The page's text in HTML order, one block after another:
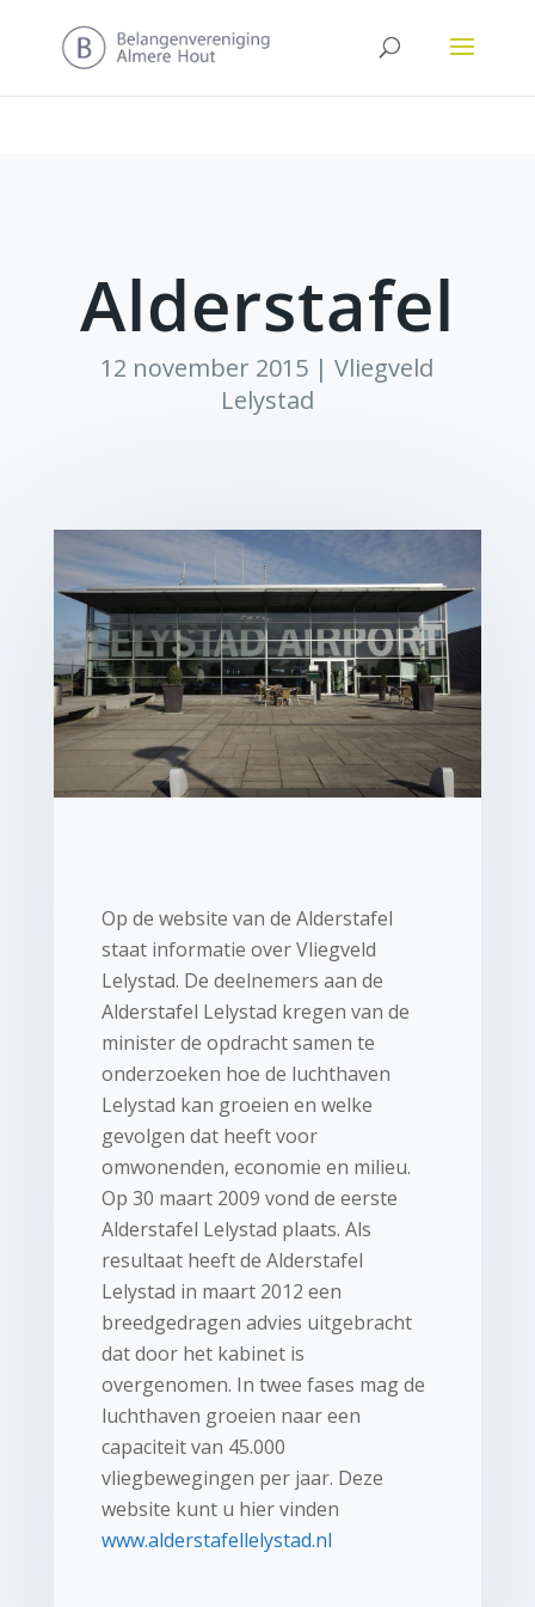
Alderstafel
12 november 2015 |Vliegveld
Lelystad
Op de website van de Alderstafel
staat informatie over Vliegveld
Lelystad. ​De deelnemers aan de
Alderstafel Lelystad kregen van de
minister de opdracht samen te
onderzoeken hoe de luchthaven
Lelystad kan groeien en welke
gevolgen dat heeft voor
omwonenden, economie en milieu.
Op 30 maart 2009 vond de eerste
Alderstafel Lelystad plaats. Als
resultaat heeft de Alderstafel
Lelystad in maart 2012 een
breedgedragen advies uitgebracht
dat door het kabinet is
overgenomen. In twee fases mag de
luchthaven groeien naar een
capaciteit van 45.000
vliegbewegingen per jaar. Deze
website kunt u hier vinden
www.alderstafellelystad.nl